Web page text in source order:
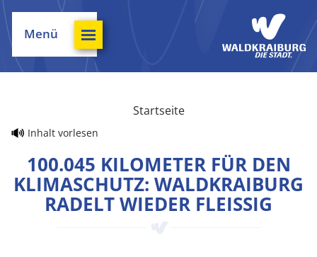
Menü
Startseite
Inhalt vorlesen
100.045 KILOMETER FÜR DEN
KLIMASCHUTZ: WALDKRAIBURG
RADELT WIEDER FLEISSIG